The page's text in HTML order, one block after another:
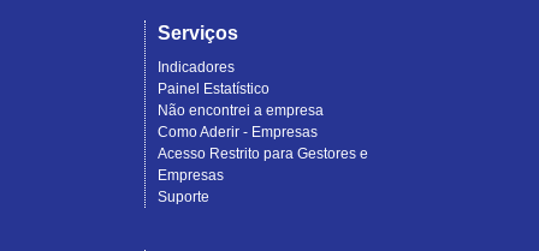
Serviços
Indicadores
Painel Estatístico
Não encontrei a empresa
Como Aderir - Empresas
Acesso Restrito para Gestores e
Empresas
Suporte